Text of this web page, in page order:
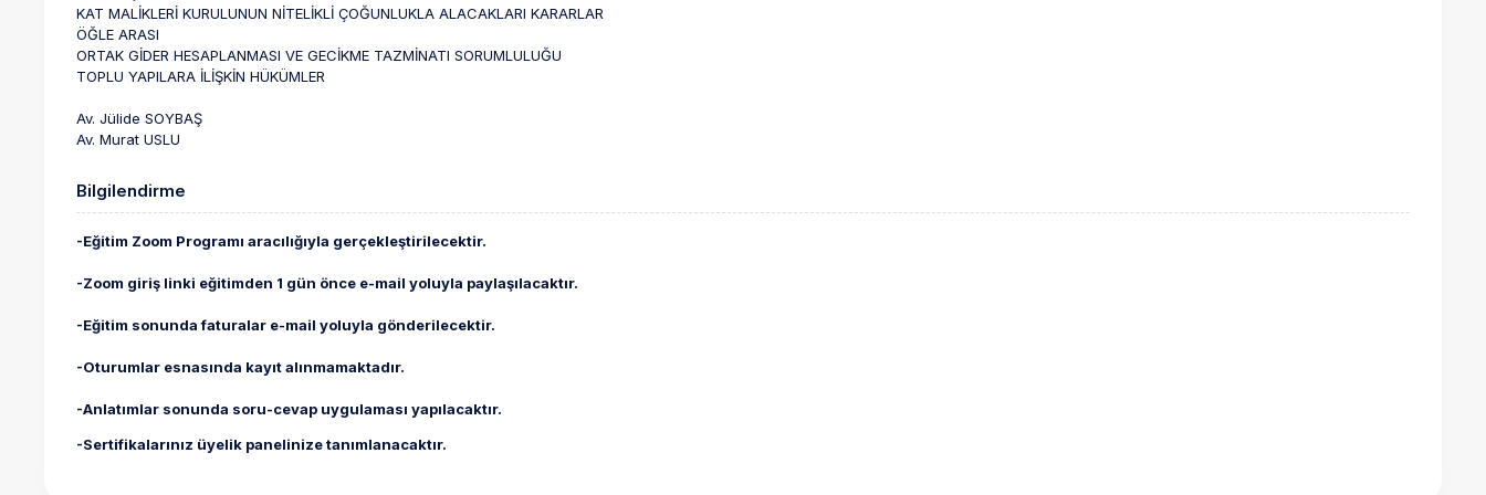
KAT MALİKLERİ KURULUNUN NİTELİKLİ ÇOĞUNLUKLA ALACAKLARI KARARLAR
ÖĞLE ARASI
ORTAK GİDER HESAPLANMASI VE GECİKME TAZMİNATI SORUMLULUĞU
TOPLU YAPILARA İLİŞKİN HÜKÜMLER
Av. Jülide SOYBAŞ
Av. Murat USLU
Bilgilendirme
-Eğitim Zoom Programı aracılığıyla gerçekleştirilecektir.
-Zoom giriş linki eğitimden 1 gün önce e-mail yoluyla paylaşılacaktır.
-Eğitim sonunda faturalar e-mail yoluyla gönderilecektir.
-Oturumlar esnasında kayıt alınmamaktadır.
-Anlatımlar sonunda soru-cevap uygulaması yapılacaktır.
-Sertifikalarınız üyelik panelinize tanımlanacaktır.